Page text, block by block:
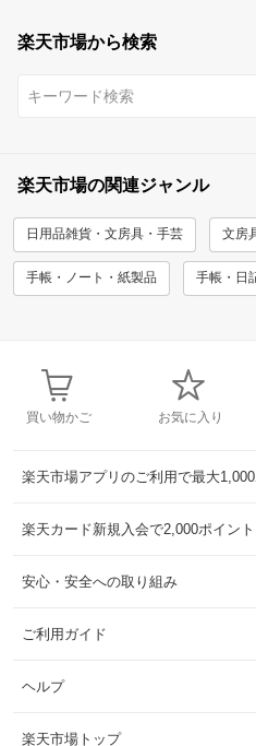
楽天市場から検索
楽天市場の関連ジャンル
日用品雑貨・文房具・手芸 文房
手帳・ノート・紙製品 手帳・日
買い物かご お気に入り
楽天市場アプリのご利用で最大1,000
楽天カード新規入会で2,000ポイント
安心・安全への取り組み
ご利用ガイド
ヘルプ
楽天市場トップ